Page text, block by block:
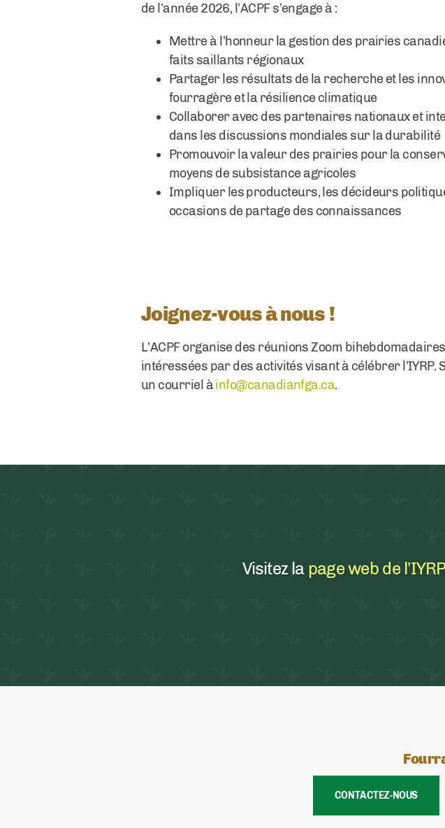
de l’année 2026, l’ACPF s’engage à :
Mettre à l’honneur la gestion des prairies
faits saillants régionaux
Partager les résultats de la recherche et les
fourragère et la résilience climatique
Collaborer avec des partenaires nationaux et
dans les discussions mondiales sur la durabilité
Promouvoir la valeur des prairies pour la
moyens de subsistance agricoles
Impliquer les producteurs, les décideurs
occasions de partage des connaissances
Joignez-vous à nous !
L’ACPF organise des réunions Zoom
intéressées par des activités visant à célébrer
un courriel àinfo@canadianfga.ca.
Visitezla page web de
CONTACTEZ-NOUS